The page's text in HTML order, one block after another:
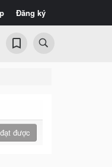
Đăng ký
được